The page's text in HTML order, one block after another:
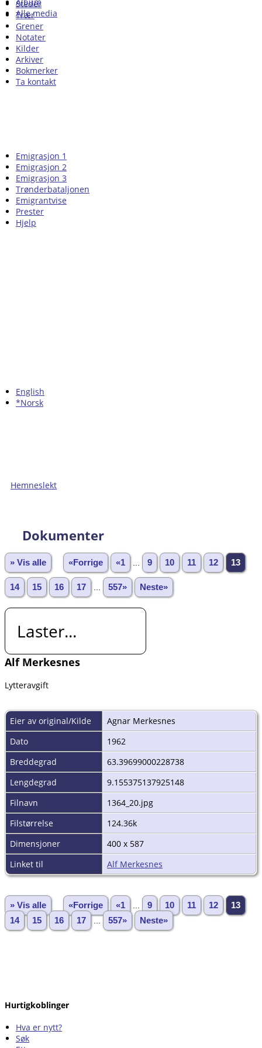
Alle media
Steder
Trær
Grener
Notater
Kilder
Arkiver
Bokmerker
Ta kontakt
Emigrasjon 1
Emigrasjon 2
Emigrasjon 3
Trønderbataljonen
Emigrantvise
Prester
Hjelp
English
*Norsk
Hemneslekt
Dokumenter
» Vis alle «Forrige «1 9 10 11 12 13
14 15 16 17 557» Neste»
Laster...
Alf Merkesnes
Lytteravgift
Eier av original/Kilde
Agnar Merkesnes
Dato
1962
Breddegrad
63.39699000228738
Lengdegrad
9.155375137925148
Filnavn
1364_20.jpg
Filstørrelse
124.36k
Dimensjoner
400 x 587
Linket til
Alf Merkesnes
» Vis alle «Forrige «1 9 10 11 12
13
14
15 16 17 557» Neste»
Hurtigkoblinger
Hva er nytt?
Søk